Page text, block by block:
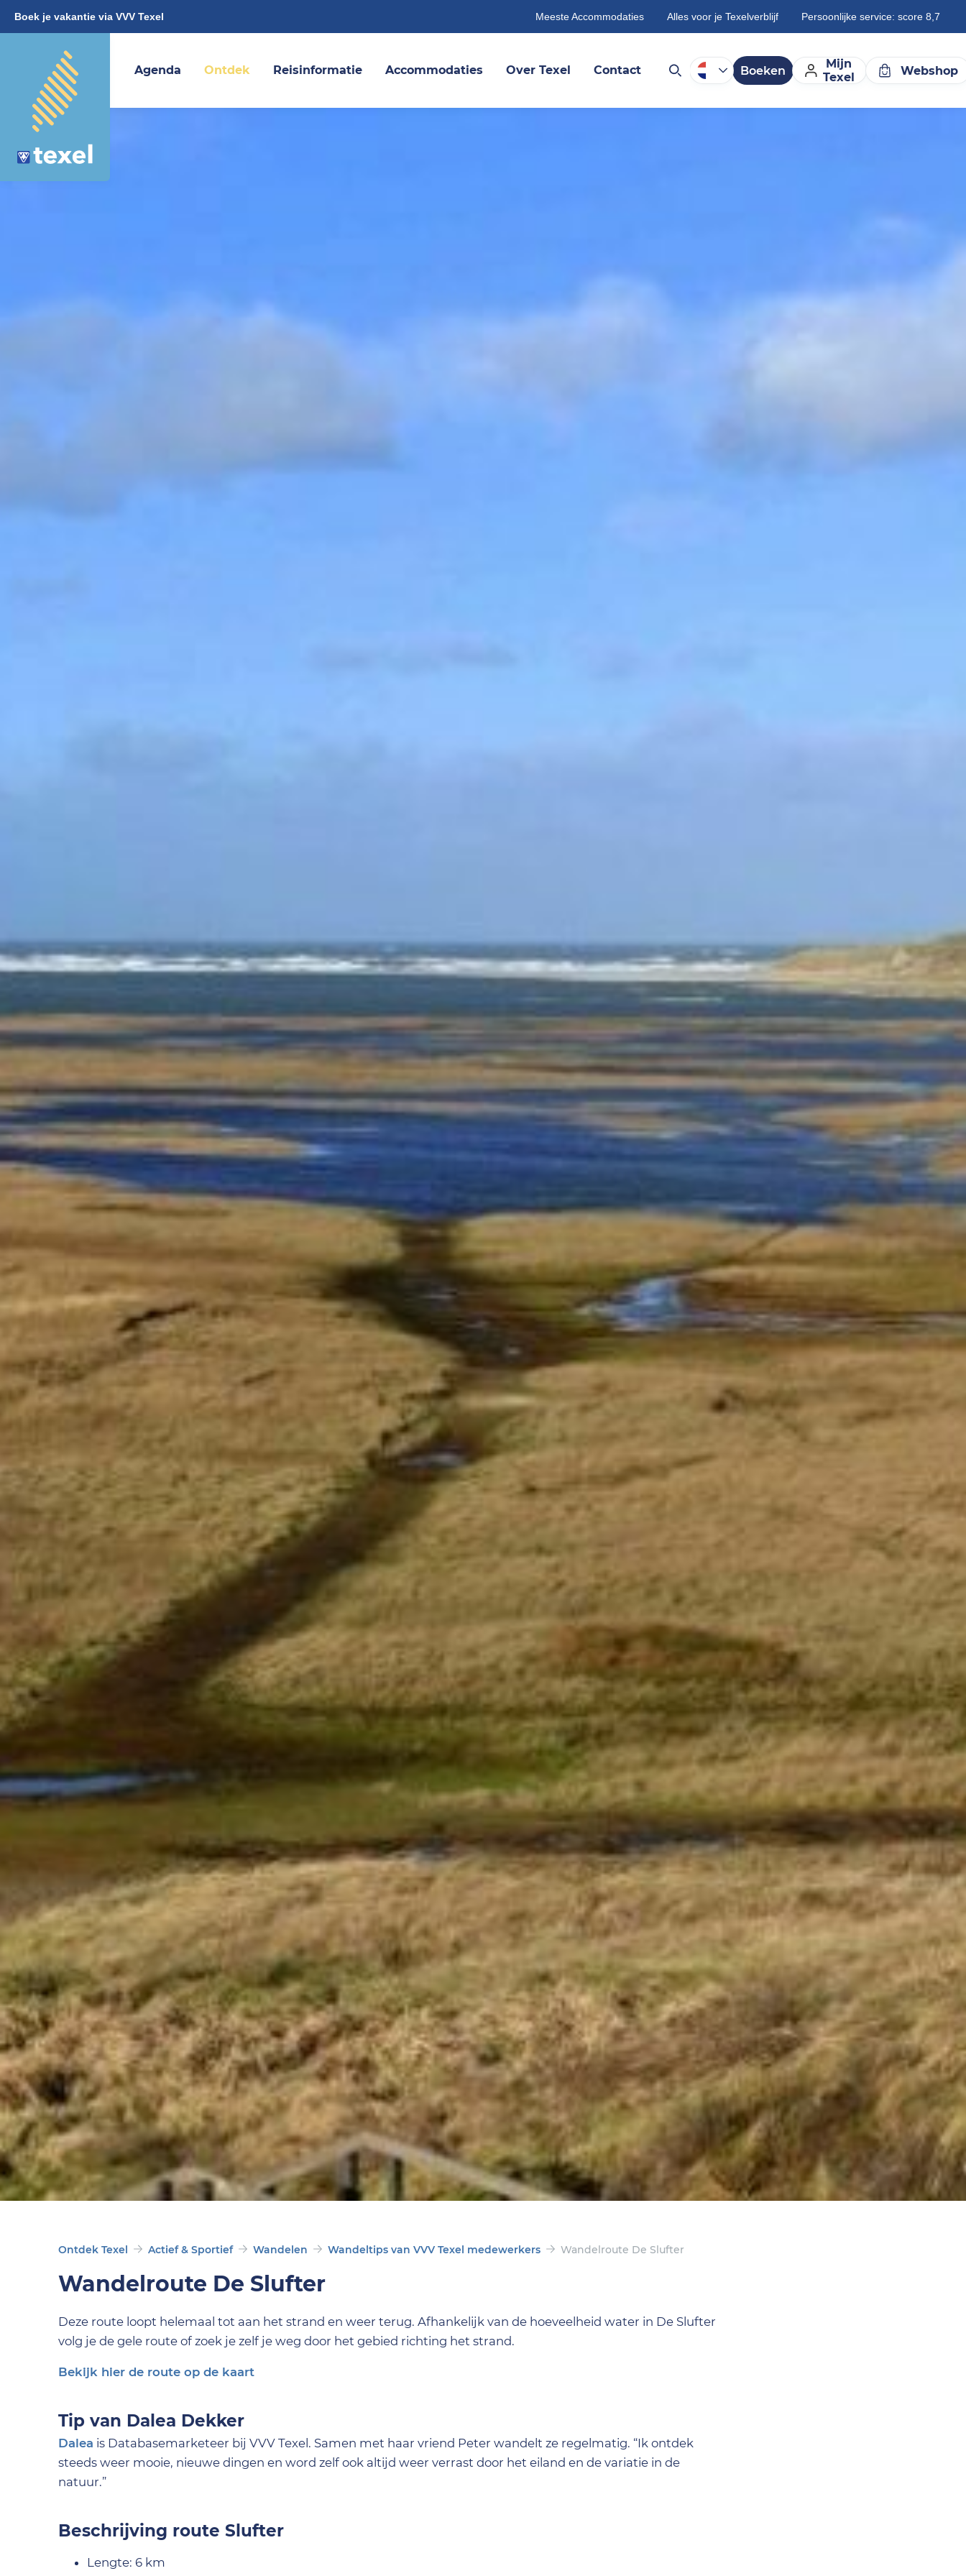
Boek je vakantie via VVV Texel Meeste Accommodaties Alles voor je Texelverblijf Persoonlijke service: score 8,7
Agenda Ontdek Reisinformatie Accommodaties Over Texel Contact Boeken
Mijn
Texel
Webshop
Ontdek Texel Actief & Sportief Wandelen Wandeltips van VVV Texel medewerkers Wandelroute De Slufter
Wandelroute De Slufter
Deze route loopt helemaal tot aan het strand en weer terug. Afhankelijk van de hoeveelheid water in De Slufter
volg je de gele route of zoek je zelf je weg door het gebied richting het strand.
Bekijk hier de route op de kaart
Tip van Dalea Dekker
Dalea is Databasemarketeer bij VVV Texel. Samen met haar vriend Peter wandelt ze regelmatig. “Ik ontdek
steeds weer mooie, nieuwe dingen en word zelf ook altijd weer verrast door het eiland en de variatie in de
natuur.”
Beschrijving route Slufter
Lengte: 6 km